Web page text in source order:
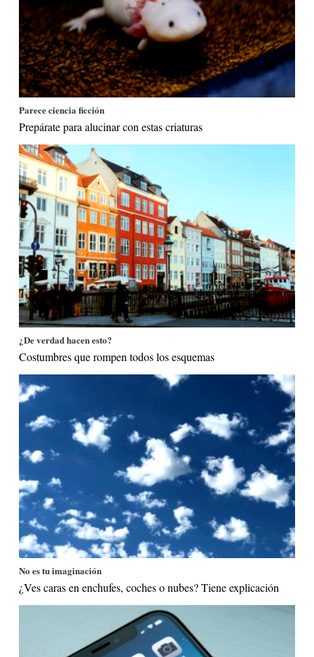
Parece ciencia ficción
Prepárate para alucinar con estas criaturas
¿De verdad hacen esto?
Costumbres que rompen todos los esquemas
No es tu imaginación
¿Ves caras en enchufes, coches o nubes? Tiene explicación